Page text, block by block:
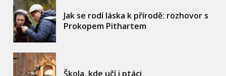
Jak se rodí láska k přírodě: rozhovor s
Prokopem Pithartem
Škola, kde učí i ptáci